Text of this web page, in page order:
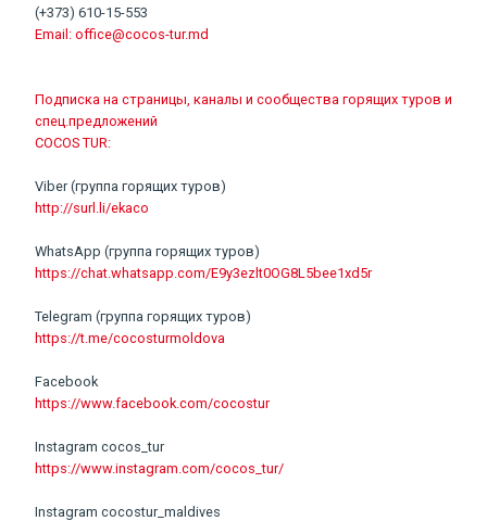
(+373) 610-15-553
Email: office@cocos-tur.md
Подписка на страницы, каналы и сообщества горящих туров и
спец.предложений
COCOS TUR:
Viber (группа горящих туров)
http://surl.li/ekaco
WhatsApp (группа горящих туров)
https://chat.whatsapp.com/E9y3ezlt0OG8L5bee1xd5r
Telegram (группа горящих туров)
https://t.me/cocosturmoldova
Facebook
https://www.facebook.com/cocostur
Instagram cocos_tur
https://www.instagram.com/cocos_tur/
Instagram cocostur_maldives